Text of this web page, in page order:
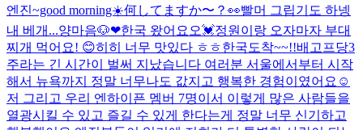
엔진~good morning☀️何してますか〜？👀빨머 그립기도 하넹
내 베개...양마음🐶❤︎한국 왔어요오💓정원이랑 오자마자 부대
찌개 먹어요! 😊히히 너무 맛있다 ㅎㅎ한국도착~~!!배고프당3
주라는 긴 시간이 벌써 지났습니다 여러분 서울에서부터 시작
해서 뉴욕까지 정말 너무나도 값지고 행복한 경험이였어요☺️
저 그리고 우리 엔하이픈 멤버 7명이서 이렇게 많은 사람들을
열광시킬 수 있고 즐길 수 있게 한다는게 정말 너무 신기하고